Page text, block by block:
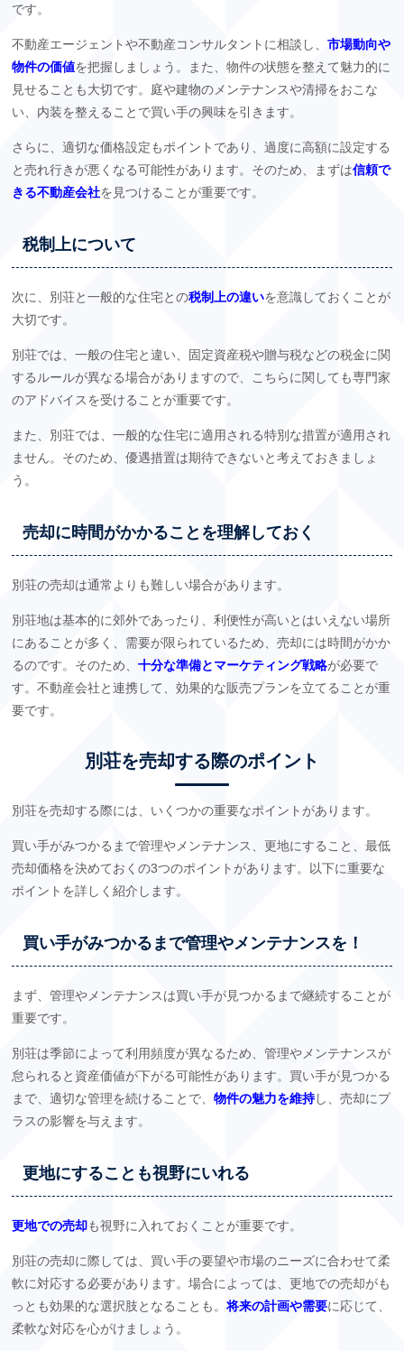
です。
不動産エージェントや不動産コンサルタントに相談し、市場動向や
物件の価値を把握しましょう。また、物件の状態を整えて魅力的に
見せることも大切です。庭や建物のメンテナンスや清掃をおこな
い、内装を整えることで買い手の興味を引きます。
さらに、適切な価格設定もポイントであり、過度に高額に設定する
と売れ行きが悪くなる可能性があります。そのため、まずは信頼で
きる不動産会社を見つけることが重要です。
税制上について
次に、別荘と一般的な住宅との税制上の違いを意識しておくことが
大切です。
別荘では、一般の住宅と違い、固定資産税や贈与税などの税金に関
するルールが異なる場合がありますので、こちらに関しても専門家
のアドバイスを受けることが重要です。
また、別荘では、一般的な住宅に適用される特別な措置が適用され
ません。そのため、優遇措置は期待できないと考えておきましょ
う。
売却に時間がかかることを理解しておく
別荘の売却は通常よりも難しい場合があります。
別荘地は基本的に郊外であったり、利便性が高いとはいえない場所
にあることが多く、需要が限られているため、売却には時間がかか
るのです。そのため、十分な準備とマーケティング戦略が必要で
す。不動産会社と連携して、効果的な販売プランを立てることが重
要です。
別荘を売却する際のポイント
別荘を売却する際には、いくつかの重要なポイントがあります。
買い手がみつかるまで管理やメンテナンス、更地にすること、最低
売却価格を決めておくの3つのポイントがあります。以下に重要な
ポイントを詳しく紹介します。
買い手がみつかるまで管理やメンテナンスを！
まず、管理やメンテナンスは買い手が見つかるまで継続することが
重要です。
別荘は季節によって利用頻度が異なるため、管理やメンテナンスが
怠られると資産価値が下がる可能性があります。買い手が見つかる
まで、適切な管理を続けることで、物件の魅力を維持し、売却にプ
ラスの影響を与えます。
更地にすることも視野にいれる
更地での売却も視野に入れておくことが重要です。
別荘の売却に際しては、買い手の要望や市場のニーズに合わせて柔
軟に対応する必要があります。場合によっては、更地での売却がも
っとも効果的な選択肢となることも。将来の計画や需要に応じて、
柔軟な対応を心がけましょう。